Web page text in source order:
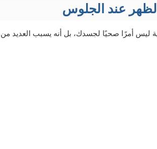
عند الجلوس
أمرًا صحيًا لجسدك، بل أنه يسبب العديد من